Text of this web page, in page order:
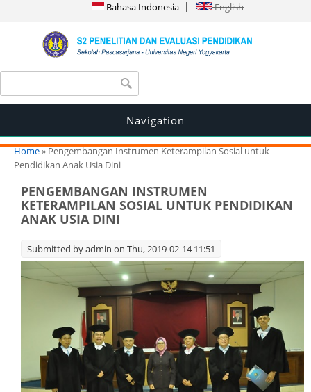
Bahasa Indonesia English
Search form
Navigation
You are here
Home» Pengembangan Instrumen Keterampilan Sosial untuk
Pendidikan Anak Usia Dini
PENGEMBANGAN INSTRUMEN
KETERAMPILAN SOSIAL UNTUK PENDIDIKAN
ANAK USIA DINI
Submitted byadmin on Thu, 2019-02-14 11:51